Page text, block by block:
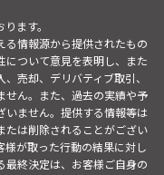
ます。
る情報源から提供されたもの
について意見を表明し、また
売却、デリバティブ取引、
せん。また、過去の実績や予
いません。提供する情報等は
たは削除されることがござい
様が取った行動の結果に対し
最終決定は、お客様ご自身の